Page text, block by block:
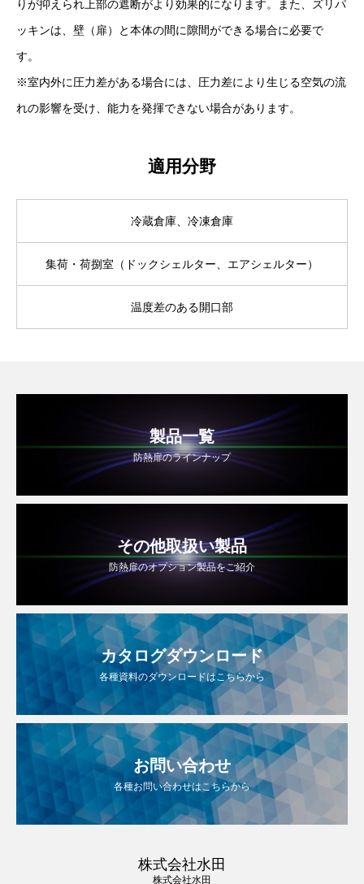
りが抑えられ上部の遮断がより効果的になります。また、ズリパ
ッキンは、壁（扉）と本体の間に隙間ができる場合に必要で
す
※室内外に圧力差がある場合には、圧力差により生じる空気の流
れの影響を受け、能力を発揮できない場合があります。
適用分野
冷蔵倉庫、冷凍倉庫
集荷・荷捌室（ドックシェルター、エアシェルター）
温度差のある開口部
製品一覧
防熱扉のラインナップ
その他取扱い製品
防熱扉のオプション製品をご紹介
カタログダウンロード
各種資料のダウンロードはこちらから
お問い合わせ
各種お問い合わせはこちらから
株式会社水田
株式会社水田